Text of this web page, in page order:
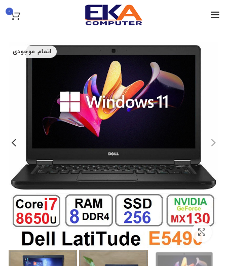
0
اتمام موجودی
بزرگنمایی تصویر